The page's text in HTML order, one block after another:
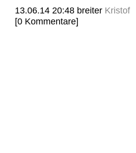
13.06.14 20:48 breiter Kristof
[0 Kommentare]